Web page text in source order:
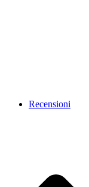
Recensioni